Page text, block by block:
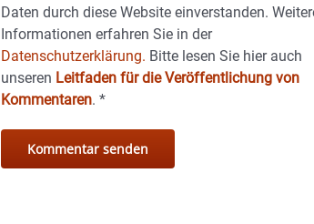
Daten durch diese Website einverstanden.
Informationen erfahren Sie in der
Datenschutzerklärung. Bitte lesen Sie hier auch
unseren Leitfaden für die Veröffentlichung von
Kommentaren.*